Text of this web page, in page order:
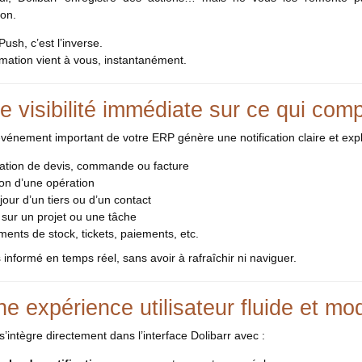
c’est l’inverse.
vient à vous, instantanément.
visibilité immédiate sur ce qui
important de votre ERP génère une notification claire et
de devis, commande ou facture
d’une opération
d’un tiers ou d’un contact
un projet ou une tâche
de stock, tickets, paiements, etc.
informé en temps réel, sans avoir à rafraîchir ni naviguer.
expérience utilisateur fluide et
directement dans l’interface Dolibarr avec :